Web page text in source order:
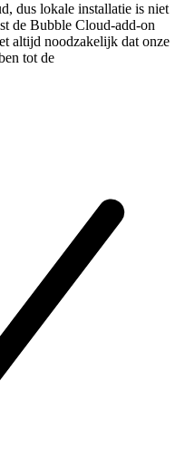
dus lokale installatie is niet
de Bubble Cloud-add-on
altijd noodzakelijk dat onze
tot de